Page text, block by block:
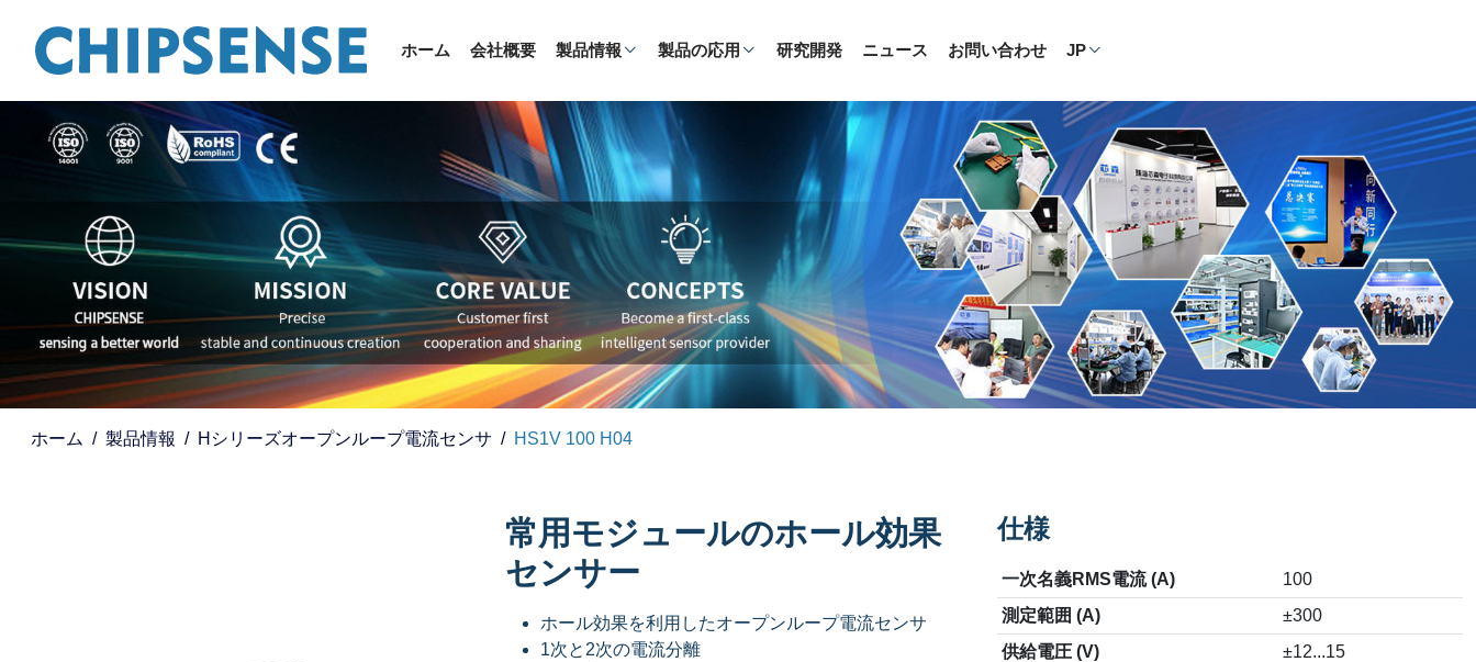
ホーム 会社概要 製品情報 製品の応用 研究開発 ニュース お問い合わせ JP
ホーム 製品情報 Hシリーズオープンループ電流センサ HS1V 100 H04
常用モジュールのホール効果
センサー
ホール効果を利用したオープンループ電流センサ
1次と2次の電流分離
仕様
一次名義RMS電流 (A)
100
測定範囲 (A)
±300
供給電圧 (V)
±12...15